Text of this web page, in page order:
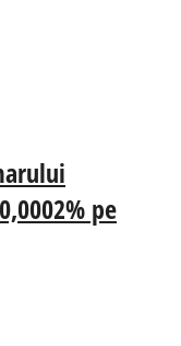
pe